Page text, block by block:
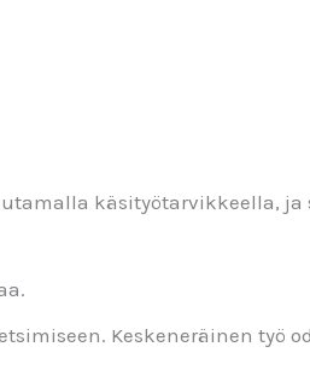
käsityötarvikkeella,
Keskeneräinen työ